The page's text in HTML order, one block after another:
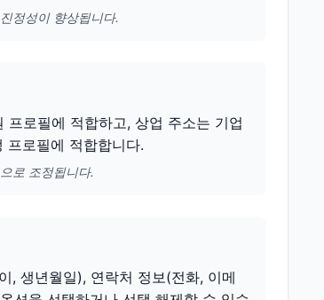
정성이 향상됩니다.
로필에 적합하고, 상업 주소는 기업
프로필에 적합합니다.
로 조정됩니다.
, 생년월일), 연락처 정보(전화, 이메